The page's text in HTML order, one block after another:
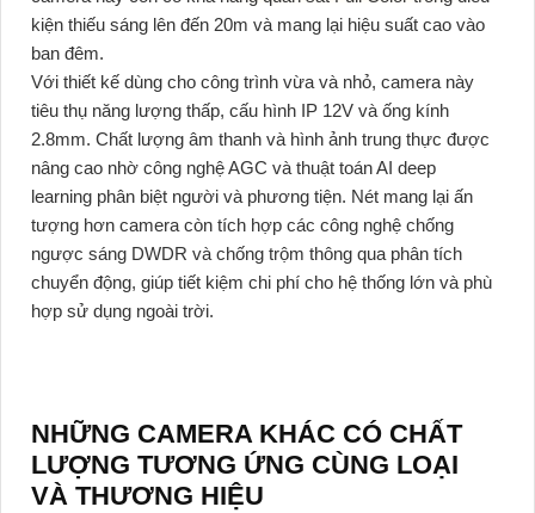
kiện thiếu sáng lên đến 20m và mang lại hiệu suất cao vào
ban đêm.
Với thiết kế dùng cho công trình vừa và nhỏ, camera này
tiêu thụ năng lượng thấp, cấu hình IP 12V và ống kính
2.8mm. Chất lượng âm thanh và hình ảnh trung thực được
nâng cao nhờ công nghệ AGC và thuật toán AI deep
learning phân biệt người và phương tiện. Nét mang lại ấn
tượng hơn camera còn tích hợp các công nghệ chống
ngược sáng DWDR và chống trộm thông qua phân tích
chuyển động, giúp tiết kiệm chi phí cho hệ thống lớn và phù
hợp sử dụng ngoài trời.
NHỮNG CAMERA KHÁC CÓ CHẤT
LƯỢNG TƯƠNG ỨNG CÙNG LOẠI
VÀ THƯƠNG HIỆU